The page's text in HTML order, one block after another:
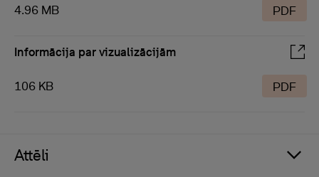
4.96 MB PDF
Informācija par vizualizācijām
106 KB PDF
Attēli